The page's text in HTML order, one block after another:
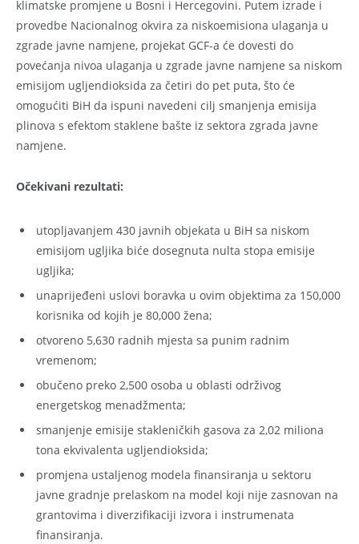
klimatske promjene u Bosni i Hercegovini. Putem izrade i
provedbe Nacionalnog okvira za niskoemisiona ulaganja u
zgrade javne namjene, projekat GCF-a će dovesti do
povećanja nivoa ulaganja u zgrade javne namjene sa niskom
emisijom ugljendioksida za četiri do pet puta, što će
omogućiti BiH da ispuni navedeni cilj smanjenja emisija
plinova s efektom staklene bašte iz sektora zgrada javne
namjene.
Očekivani rezultati:
utopljavanjem 430 javnih objekata u BiH sa niskom
emisijom ugljika biće dosegnuta nulta stopa emisije
ugljika;
unaprijeđeni uslovi boravka u ovim objektima za 150,000
korisnika od kojih je 80,000 žena;
otvoreno 5,630 radnih mjesta sa punim radnim
vremenom;
obučeno preko 2,500 osoba u oblasti održivog
energetskog menadžmenta;
smanjenje emisije stakleničkih gasova za 2,02 miliona
tona ekvivalenta ugljendioksida;
promjena ustaljenog modela finansiranja u sektoru
javne gradnje prelaskom na model koji nije zasnovan na
grantovima i diverzifikaciji izvora i instrumenata
finansiranja.